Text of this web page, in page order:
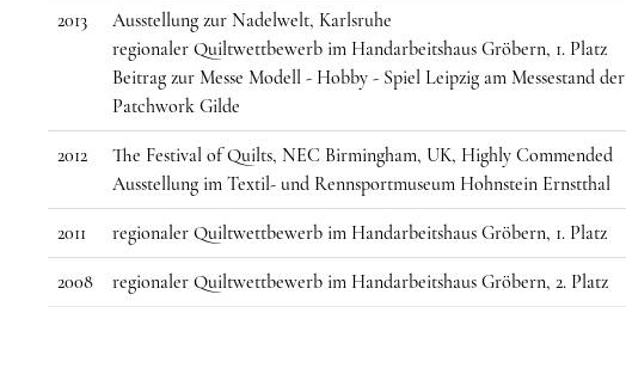
2013
Ausstellung zur Nadelwelt, Karlsruhe
regionaler Quiltwettbewerb im Handarbeitshaus Gröbern, 1. Platz
Beitrag zur Messe Modell - Hobby - Spiel Leipzig am Messestand der
Patchwork Gilde
2012
The Festival of Quilts, NEC Birmingham, UK, Highly Commended
Ausstellung im Textil- und Rennsportmuseum Hohnstein Ernstthal
2011 regionaler Quiltwettbewerb im Handarbeitshaus Gröbern, 1. Platz
2008 regionaler Quiltwettbewerb im Handarbeitshaus Gröbern, 2. Platz